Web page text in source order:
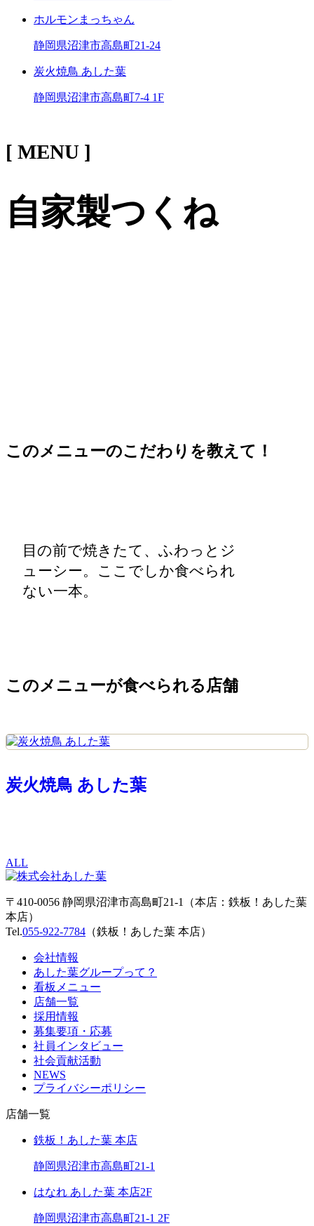
ホルモンまっちゃん
静岡県沼津市高島町21-24
炭火焼鳥 あした葉
静岡県沼津市高島町7-4 1F
[ MENU ]
自家製つくね
このメニューのこだわりを教えて！
目の前で焼きたて、ふわっとジ
ューシー。ここでしか食べられ
ない一本。
このメニューが食べられる店舗
炭火焼鳥 あした葉
ALL
〒410-0056 静岡県沼津市高島町21-1（本店：鉄板！あした葉
本店）
Tel.055-922-7784 （鉄板！あした葉 本店）
会社情報
あした葉グループって？
看板メニュー
店舗一覧
採用情報
募集要項・応募
社員インタビュー
社会貢献活動
NEWS
プライバシーポリシー
店舗一覧
鉄板！あした葉 本店
静岡県沼津市高島町21-1
はなれ あした葉 本店2F
静岡県沼津市高島町21-1 2F